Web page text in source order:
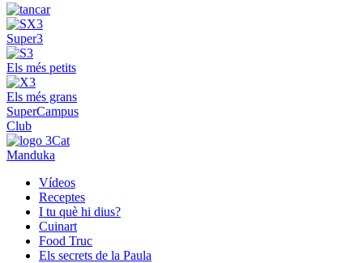
Super3
Els més petits
Els més grans
SuperCampus
Club
Manduka
Vídeos
Receptes
I tu què hi dius?
Cuinart
Food Truc
Els secrets de la Paula